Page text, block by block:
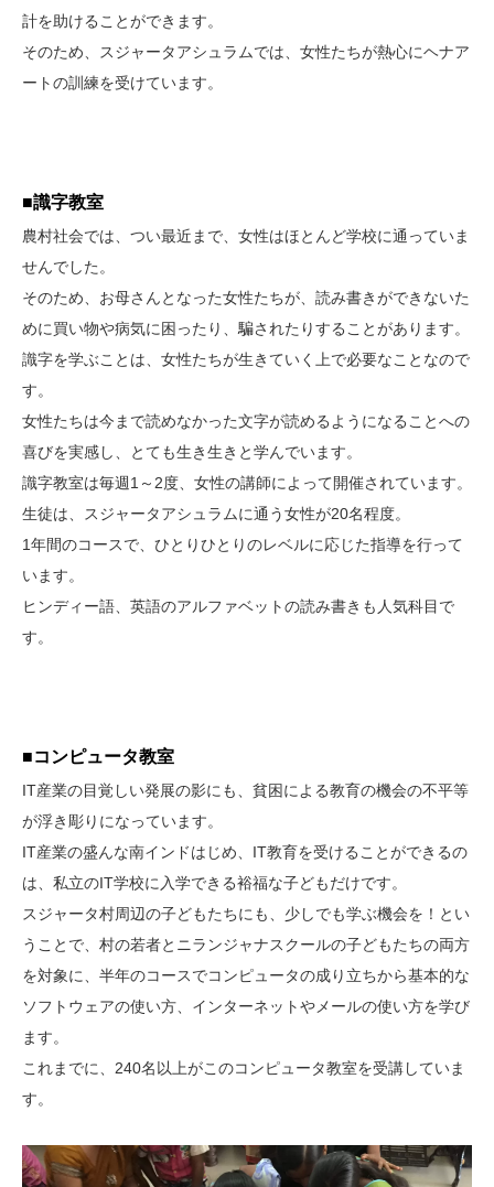
計を助けることができます。
そのため、スジャータアシュラムでは、女性たちが熱心にヘナア
ートの訓練を受けています。
■識字教室
農村社会では、つい最近まで、女性はほとんど学校に通っていま
せんでした。
そのため、お母さんとなった女性たちが、読み書きができないた
めに買い物や病気に困ったり、騙されたりすることがあります。
識字を学ぶことは、女性たちが生きていく上で必要なことなので
す。
女性たちは今まで読めなかった文字が読めるようになることへの
喜びを実感し、とても生き生きと学んでいます。
識字教室は毎週1～2度、女性の講師によって開催されています。
生徒は、スジャータアシュラムに通う女性が20名程度。
1年間のコースで、ひとりひとりのレベルに応じた指導を行って
います。
ヒンディー語、英語のアルファベットの読み書きも人気科目で
す。
■コンピュータ教室
IT産業の目覚しい発展の影にも、貧困による教育の機会の不平等
が浮き彫りになっています。
IT産業の盛んな南インドはじめ、IT教育を受けることができるの
は、私立のIT学校に入学できる裕福な子どもだけです。
スジャータ村周辺の子どもたちにも、少しでも学ぶ機会を！とい
うことで、村の若者とニランジャナスクールの子どもたちの両方
を対象に、半年のコースでコンピュータの成り立ちから基本的な
ソフトウェアの使い方、インターネットやメールの使い方を学び
ます。
これまでに、240名以上がこのコンピュータ教室を受講していま
す。